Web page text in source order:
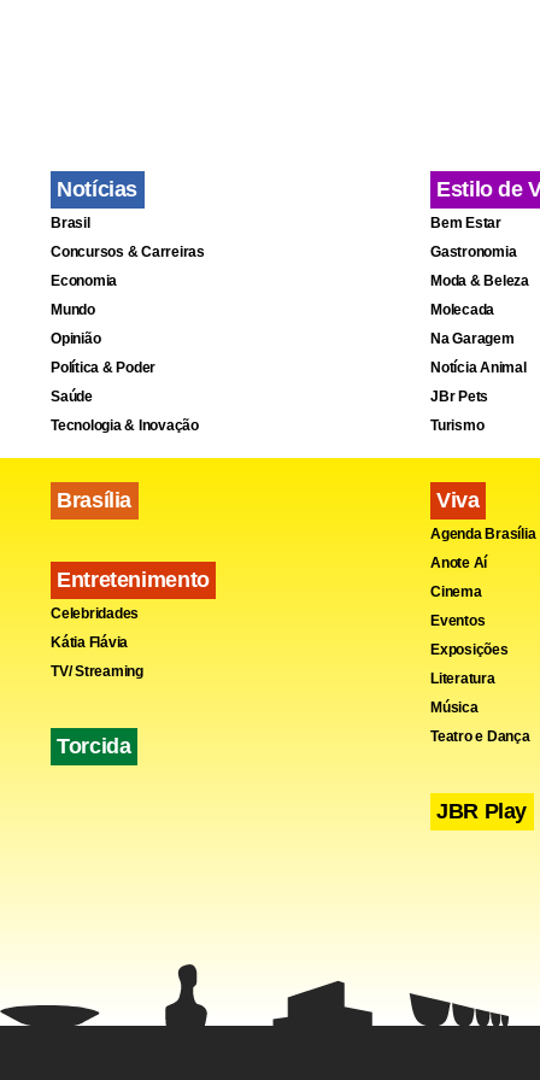
Notícias
Brasil
Concursos & Carreiras
Economia
Mundo
Opinião
Política & Poder
Saúde
Tecnologia & Inovação
Brasília
Entretenimento
Celebridades
Kátia Flávia
TV/ Streaming
Torcida
Estilo de
Bem Estar
Gastronomia
Moda & Beleza
Molecada
Na Garagem
Notícia Animal
JBr Pets
Turismo
Viva
Agenda Brasília
Anote Aí
Cinema
Eventos
Exposições
Literatura
Música
Teatro e Dança
JBR Play